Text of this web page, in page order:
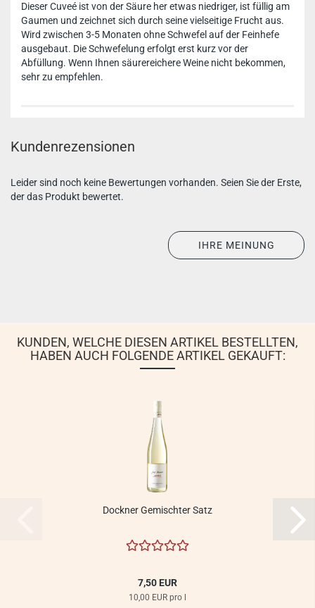
Dieser Cuveé ist von der Säure her etwas niedriger, ist füllig am
Gaumen und zeichnet sich durch seine vielseitige Frucht aus.
Wird zwischen 3-5 Monaten ohne Schwefel auf der Feinhefe
ausgebaut. Die Schwefelung erfolgt erst kurz vor der
Abfüllung. Wenn Ihnen säurereichere Weine nicht bekommen,
sehr zu empfehlen.
Kundenrezensionen
Leider sind noch keine Bewertungen vorhanden. Seien Sie der Erste,
der das Produkt bewertet.
IHRE MEINUNG
KUNDEN, WELCHE DIESEN ARTIKEL BESTELLTEN,
HABEN AUCH FOLGENDE ARTIKEL GEKAUFT:
Dockner Gemischter Satz
7,50 EUR
10,00 EUR pro l